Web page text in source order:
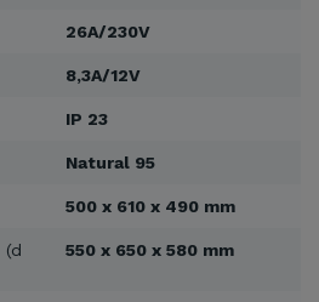
26A/230V
8,3A/12V
IP 23
Natural 95
500 x 610 x 490 mm
(d
550 x 650 x 580 mm